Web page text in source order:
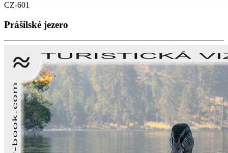
CZ-601
Prášilské jezero